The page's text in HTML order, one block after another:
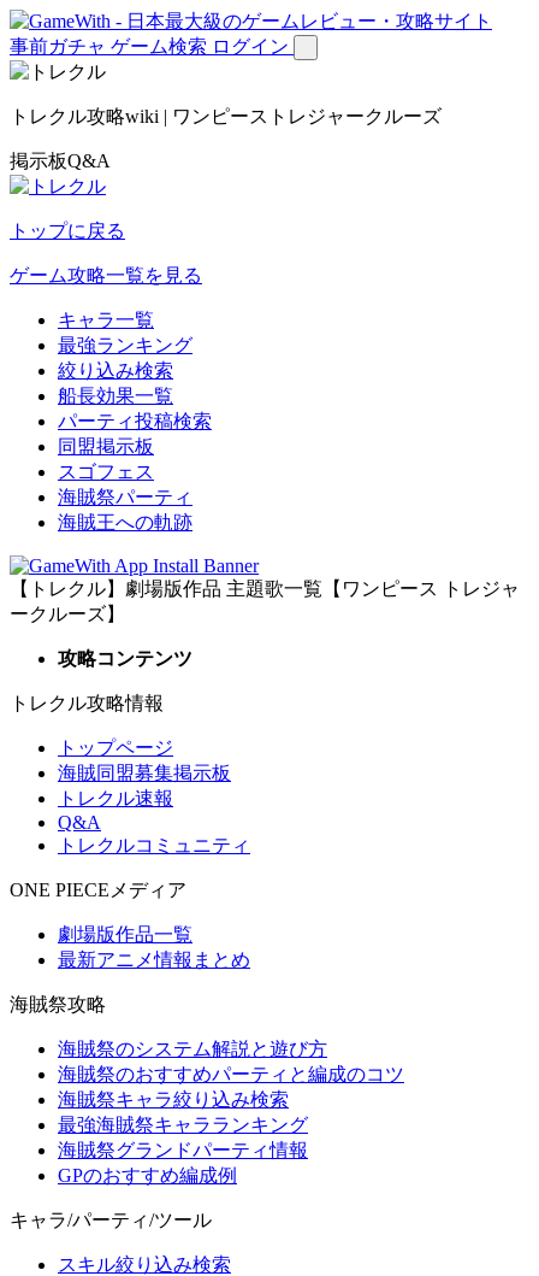
事前ガチャ ゲーム検索 ログイン
トレクル攻略wiki | ワンピーストレジャークルーズ
掲示板Q&A
トップに戻る
ゲーム攻略一覧を見る
キャラ一覧
最強ランキング
絞り込み検索
船長効果一覧
パーティ投稿検索
同盟掲示板
スゴフェス
海賊祭パーティ
海賊王への軌跡
【トレクル】劇場版作品 主題歌一覧【ワンピース トレジャ
ークルーズ】
攻略コンテンツ
トレクル攻略情報
トップページ
海賊同盟募集掲示板
トレクル速報
Q&A
トレクルコミュニティ
ONE PIECEメディア
劇場版作品一覧
最新アニメ情報まとめ
海賊祭攻略
海賊祭のシステム解説と遊び方
海賊祭のおすすめパーティと編成のコツ
海賊祭キャラ絞り込み検索
最強海賊祭キャラランキング
海賊祭グランドパーティ情報
GPのおすすめ編成例
キャラ/パーティ/ツール
スキル絞り込み検索